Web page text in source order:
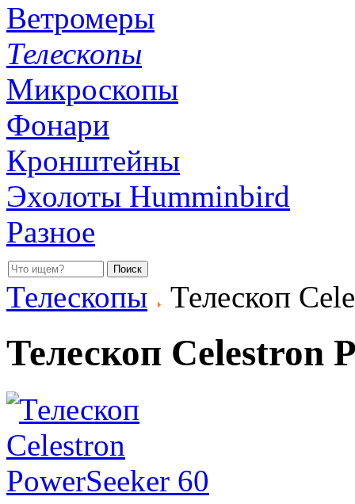
Ветромеры
Телескопы
Микроскопы
Фонари
Кронштейны
Эхолоты Humminbird
Разное
Телескопы
Телескоп
Телескоп Celestron